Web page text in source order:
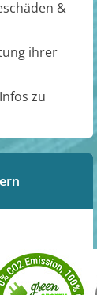
&
ihrer
Infos zu